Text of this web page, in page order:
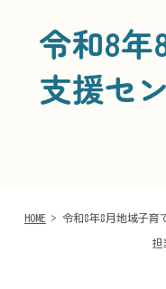
令和8年
支援セ
HOME > 令和8年8月地域子育
担